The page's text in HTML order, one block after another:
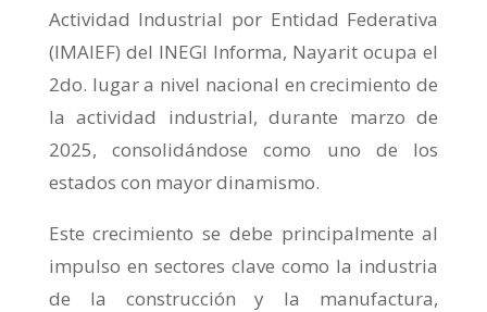
Actividad Industrial por Entidad Federativa
(IMAIEF) del INEGI Informa, Nayarit ocupa el
2do. lugar a nivel nacional en crecimiento de
la actividad industrial, durante marzo de
2025, consolidándose como uno de los
estados con mayor dinamismo.
Este crecimiento se debe principalmente al
impulso en sectores clave como la industria
de la construcción y la manufactura,